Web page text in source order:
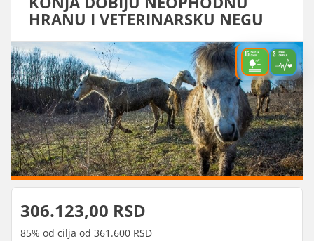
HRANU I VETERINARSKU NEGU
306.123,00 RSD
85% od cilja od 361.600 RSD